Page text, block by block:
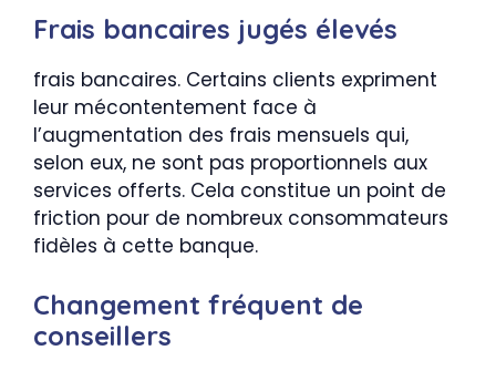
Frais bancaires jugés élevés
frais bancaires. Certains clients expriment
leur mécontentement face à
l’augmentation des frais mensuels qui,
selon eux, ne sont pas proportionnels aux
services offerts. Cela constitue un point de
friction pour de nombreux consommateurs
fidèles à cette banque.
Changement fréquent de
conseillers